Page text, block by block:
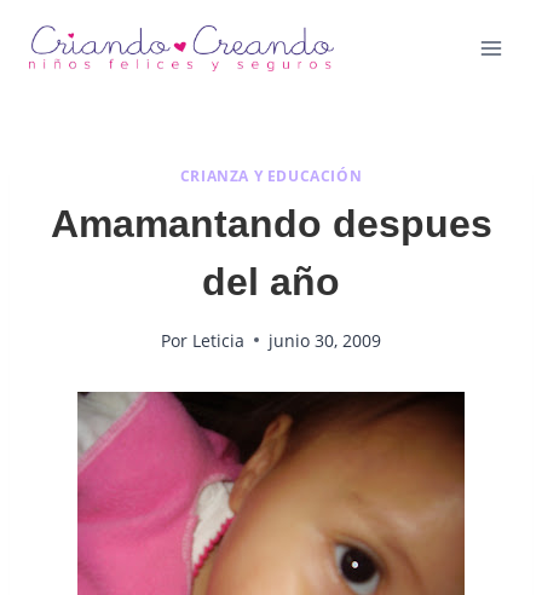
CRIANZA Y EDUCACIÓN
Amamantando despues
del año
Por Leticia junio 30, 2009